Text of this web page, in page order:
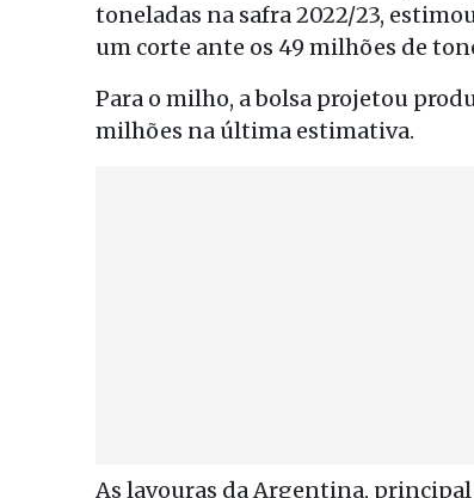
toneladas na safra 2022/23,
um corte ante os 49 milhões de
Para o milho, a bolsa projetou
milhões na última estimativa.
As lavouras da Argentina,